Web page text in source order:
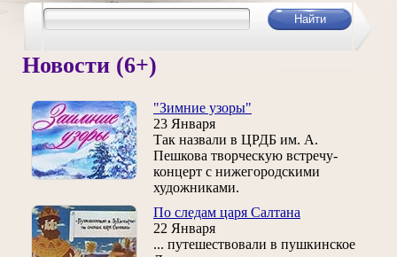
Новости (6+)
"Зимние узоры"
23 Января
Так назвали в ЦРДБ им. А.
Пешкова творческую встречу-
концерт с нижегородскими
художниками.
По следам царя Салтана
22 Января
... путешествовали в пушкинское